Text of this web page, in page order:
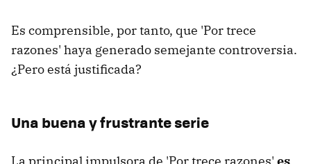
Es comprensible, por tanto, que 'Por trece
razones' haya generado semejante controversia.
¿Pero está justificada?
Una buena y frustrante serie
La principal impulsora de 'Por trece razones' es